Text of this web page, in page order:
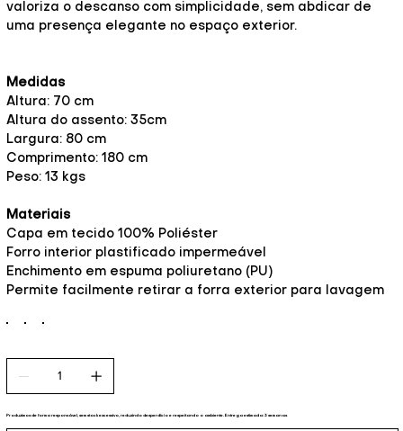
valoriza o descanso com simplicidade, sem abdicar de
uma presença elegante no espaço exterior.
Medidas
Altura: 70 cm
Altura do assento: 35cm
Largura: 80 cm
Comprimento: 180 cm
Peso: 13 kgs
Materiais
Capa em tecido 100% Poliéster
Forro interior plastificado impermeável
Enchimento em espuma poliuretano (PU)
Permite facilmente retirar a forra exterior para lavagem
Produzimos de forma responsável, sem stock excessivo, reduzindo desperdício e respeitando o ambiente. Entrega estimada: 3 semanas